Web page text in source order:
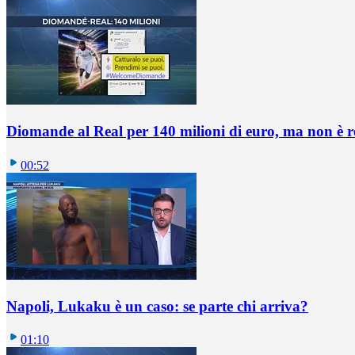
Diomande al Real per 140 milioni di euro, ma non è
00:52
Napoli, Lukaku è un caso: se parte chi arriva?
01:10